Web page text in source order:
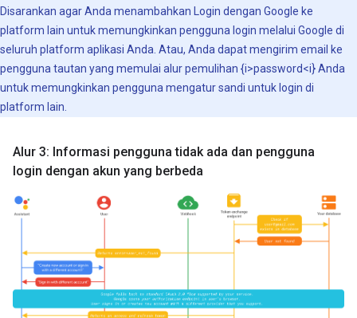
Disarankan agar Anda menambahkan Login dengan Google ke
platform lain untuk memungkinkan pengguna login melalui Google di
seluruh platform aplikasi Anda. Atau, Anda dapat mengirim email ke
pengguna tautan yang memulai alur pemulihan {i>password<i} Anda
untuk memungkinkan pengguna mengatur sandi untuk login di
platform lain.
Alur 3: Informasi pengguna tidak ada dan pengguna
login dengan akun yang berbeda